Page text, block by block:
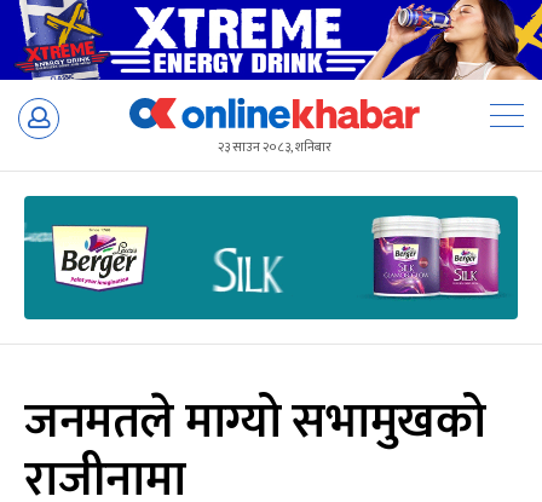
Skip
२३ साउन २०८३, शनिबार
जनमतले माग्यो सभामुखको
राजीनामा